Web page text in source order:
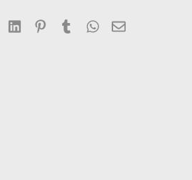
LinkedInPinterest
TumblrWhatsApp
E-posta